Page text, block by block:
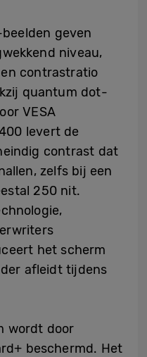
beelden geven
niveau,
contrastratio
quantum dot-
VESA
levert de
contrast dat
zelfs bij een
250 nit.
het scherm
afleidt tijdens
wordt door
beschermd. Het